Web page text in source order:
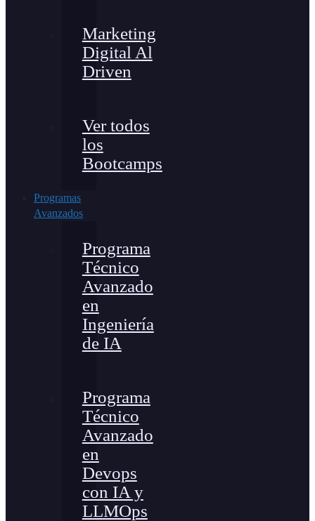
Marketing
Digital Al
Driven
Ver todos
los
Bootcamps
Programas
Avanzados
Programa
Técnico
Avanzado
en
Ingeniería
de IA
Programa
Técnico
Avanzado
en
Devops
con IA y
LLMOps